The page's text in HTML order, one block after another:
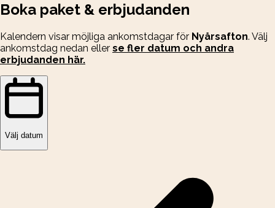
Boka paket & erbjudanden
Kalendern visar möjliga ankomstdagar för Nyårsafton. Välj
ankomstdag nedan eller se fler datum och andra
erbjudanden här.
Välj datum